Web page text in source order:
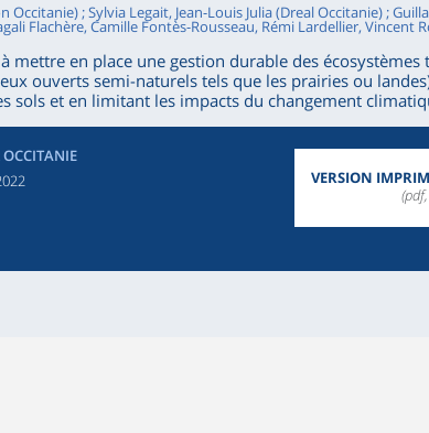
Occitanie) ; Sylvia Legait, Jean-Louis Julia (Dreal Occitanie) ;
Flachère, Camille Fontès-Rousseau, Rémi Lardellier, Vincent
mettre en place une gestion durable des écosystèmes
ouverts semi-naturels tels que les prairies ou
sols et en limitant les impacts du changement
OCCITANIE
VERSION